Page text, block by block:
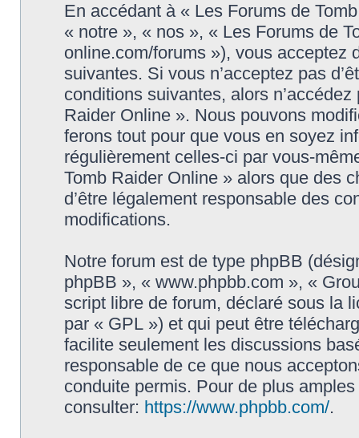
En accédant à « Les Forums de
« notre », « nos », « Les Forums de
online.com/forums »), vous acceptez
suivantes. Si vous n’acceptez pas
conditions suivantes, alors
Raider Online ». Nous pouvons
ferons tout pour que vous en soyez
régulièrement celles-ci par vous-
Tomb Raider Online » alors que des
d’être légalement responsable des
modifications.
Notre forum est de type phpBB
phpBB », « www.phpbb.com », «
script libre de forum, déclaré sous la
par « GPL ») et qui peut être
facilite seulement les discussions
responsable de ce que nous
conduite permis. Pour de plus
consulter: https://www.phpbb.com/.